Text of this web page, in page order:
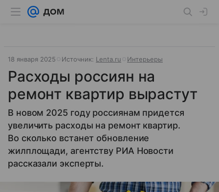
18 января 2025 Источник: Lenta.ru Интерьеры
Расходы россиян на
ремонт квартир вырастут
В новом 2025 году россиянам придется
увеличить расходы на ремонт квартир.
Во сколько встанет обновление
жилплощади, агентству РИА Новости
рассказали эксперты.